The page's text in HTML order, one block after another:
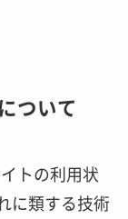
ついて
トの利用状
に類する技術